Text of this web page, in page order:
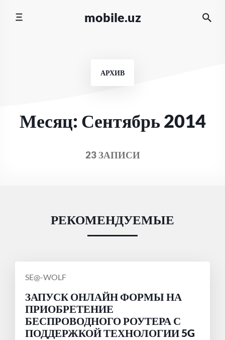
mobile.uz
АРХИВ
Месяц: Сентябрь 2014
23 ЗАПИСИ
РЕКОМЕНДУЕМЫЕ
СООБЩЕНИЕ
SE@-WOLF
ЗАПУСК ОНЛАЙН ФОРМЫ НА
ПРИОБРЕТЕНИЕ
БЕСПРОВОДНОГО РОУТЕРА С
ПОДДЕРЖКОЙ ТЕХНОЛОГИИ 5G